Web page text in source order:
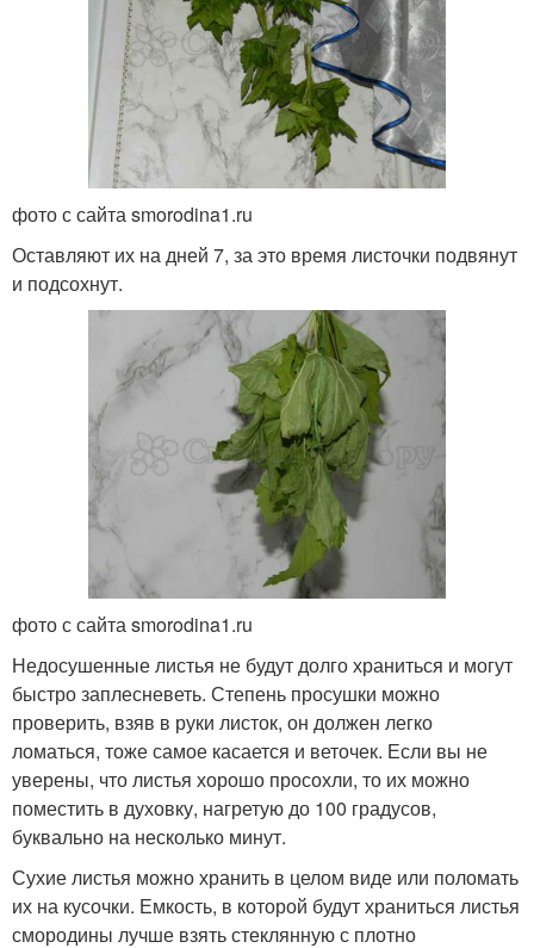
фото с сайта smorodina1.ru
Оставляют их на дней 7, за это время листочки подвянут
и подсохнут.
фото с сайта smorodina1.ru
Недосушенные листья не будут долго храниться и могут
быстро заплесневеть. Степень просушки можно
проверить, взяв в руки листок, он должен легко
ломаться, тоже самое касается и веточек. Если вы не
уверены, что листья хорошо просохли, то их можно
поместить в духовку, нагретую до 100 градусов,
буквально на несколько минут.
Сухие листья можно хранить в целом виде или поломать
их на кусочки. Емкость, в которой будут храниться листья
смородины лучше взять стеклянную с плотно